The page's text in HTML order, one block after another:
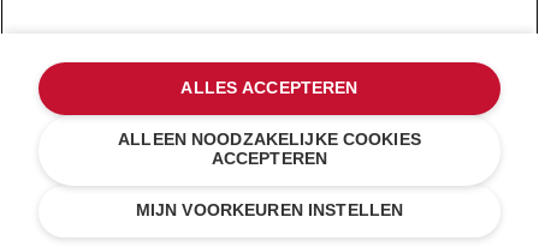
Met batterij
€ 189,00
MIJN VOORKEUREN INSTELLEN
ALLEEN NOODZAKELIJKE COOKIES
ACCEPTEREN
ALLES ACCEPTEREN